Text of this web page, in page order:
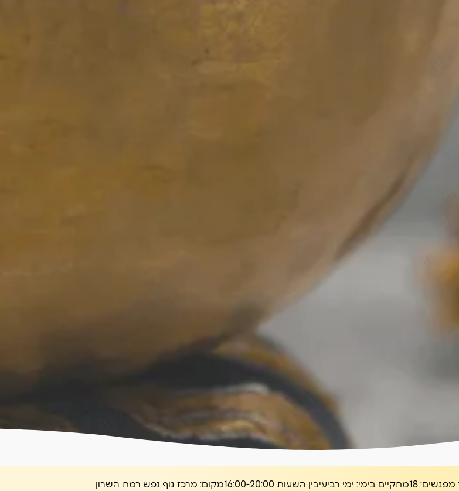
מפגשים: מתקיים בימי: ימי רביעיבין השעות מקום: מרכז גוף נפש רמת השרון